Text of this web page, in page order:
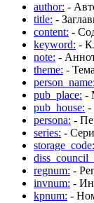
author: -
title: -
content: -
keyword: -
note: -
theme: - Тема
person_name:
pub_place: -
pub_house: -
persona: -
series: -
storage_code:
regnum: -
invnum: -
kpnum: -